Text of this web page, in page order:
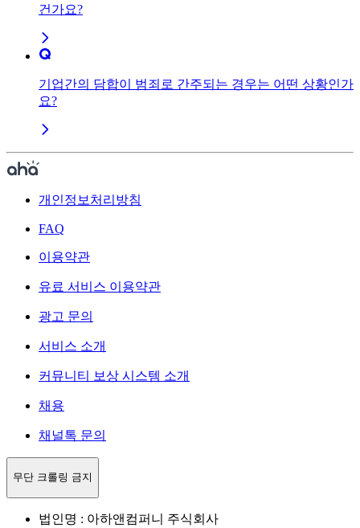
건가요?
기업간의 담합이 범죄로 간주되는 경우는 어떤 상황인가
요?
개인정보처리방침
FAQ
이용약관
유료 서비스 이용약관
광고 문의
서비스 소개
커뮤니티 보상 시스템 소개
채용
채널톡 문의
무단 크롤링 금지
법인명 : 아하앤컴퍼니 주식회사